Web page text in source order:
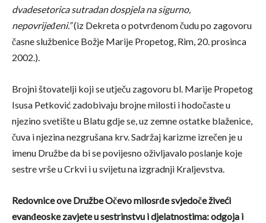
dvadesetorica sutradan dospjela na sigurno,
nepovrijeđeni.”(iz Dekreta o potvrđenom čudu po zagovoru
časne službenice Božje Marije Propetog, Rim, 20. prosinca
2002.).
Brojni štovatelji koji se utječu zagovoru bl. Marije Propetog
Isusa Petković zadobivaju brojne milosti i hodočaste u
njezino svetište u Blatu gdje se, uz zemne ostatke blaženice,
čuva i njezina nezgrušana krv. Sadržaj karizme izrečen je u
imenu Družbe da bi se povijesno oživljavalo poslanje koje
sestre vrše u Crkvi i u svijetu na izgradnji Kraljevstva.
Redovnice ove Družbe Očevo milosrđe svjedoče živeći
evanđeoske zavjete u sestrinstvu i djelatnostima: odgoja i